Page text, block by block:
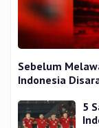
Sebelum
Indonesia
5